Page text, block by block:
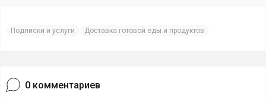
Подписки и услуги Доставка готовой еды и продуктов
0 комментариев